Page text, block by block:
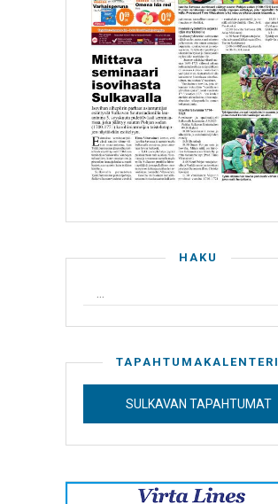
HAKU
TAPAHTUMAKALENTERI
SULKAVAN TAPAHTUMAT